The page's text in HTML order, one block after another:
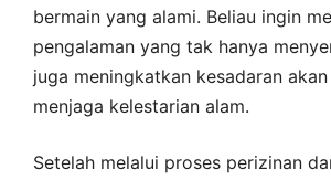
bermain yang alami. Beliau ingin
pengalaman yang tak hanya
juga meningkatkan kesadaran
menjaga kelestarian alam.
Setelah melalui proses perizinan